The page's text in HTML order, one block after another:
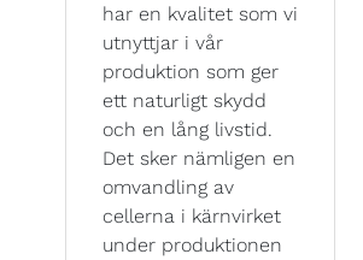
har en kvalitet som vi
utnyttjar i vår
produktion som ger
ett naturligt skydd
och en lång livstid.
Det sker nämligen en
omvandling av
cellerna i kärnvirket
under produktionen